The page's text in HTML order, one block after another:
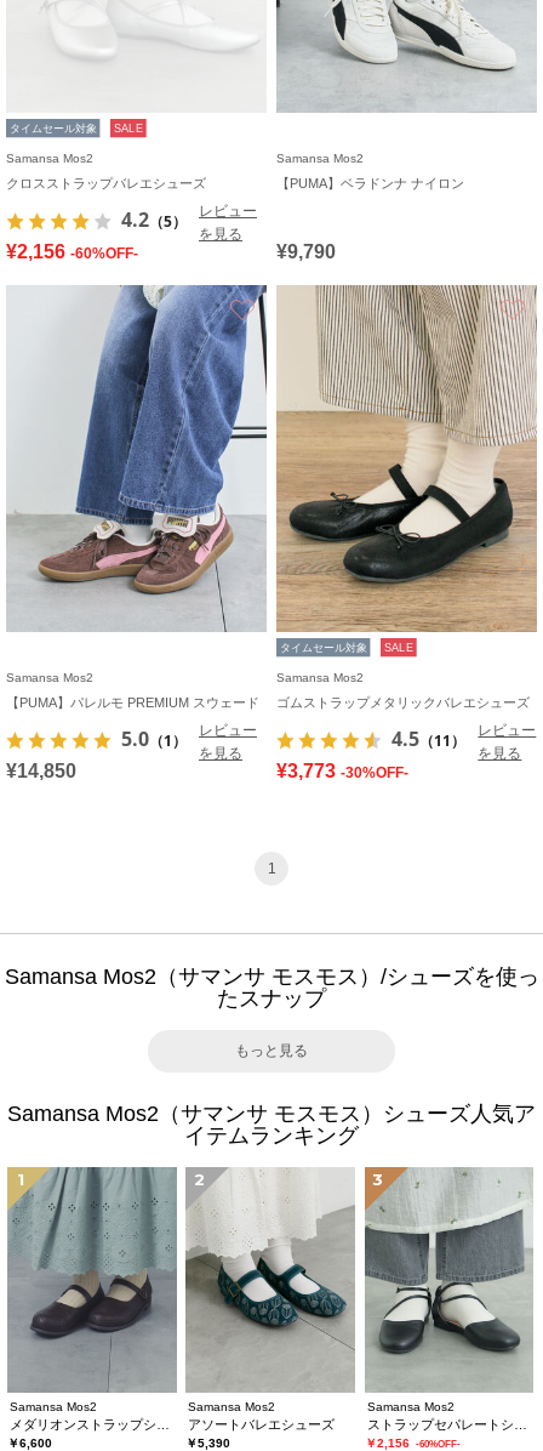
タイムセール対象 SALE
Samansa Mos2
クロスストラップバレエシューズ
4.2 （5）
レビュー
を見る
¥2,156 -60%OFF-
Samansa Mos2
【PUMA】ベラドンナ ナイロン
¥9,790
お気に入り
Samansa Mos2
【PUMA】パレルモ PREMIUM スウェード
5.0 （1）
レビュー
を見る
¥14,850
タイムセール対象 SALE
Samansa Mos2
ゴムストラップメタリックバレエシューズ
4.5 （11）
レビュー
を見る
¥3,773 -30%OFF-
1
Samansa Mos2（サマンサ モスモス）/シューズを使っ
たスナップ
もっと見る
Samansa Mos2（サマンサ モスモス）シューズ人気ア
イテムランキング
1
Samansa Mos2
￥6,600
2
Samansa Mos2
アソートバレエシューズ
￥5,390
3
Samansa Mos2
￥2,156 -60%OFF-